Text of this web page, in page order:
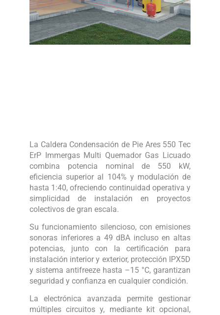
La Caldera Condensación de Pie Ares 550 Tec
ErP Immergas Multi Quemador Gas Licuado
combina potencia nominal de 550 kW,
eficiencia superior al 104% y modulación de
hasta 1:40, ofreciendo continuidad operativa y
simplicidad de instalación en proyectos
colectivos de gran escala.
Su funcionamiento silencioso, con emisiones
sonoras inferiores a 49 dBA incluso en altas
potencias, junto con la certificación para
instalación interior y exterior, protección IPX5D
y sistema antifreeze hasta –15 °C, garantizan
seguridad y confianza en cualquier condición.
La electrónica avanzada permite gestionar
múltiples circuitos y, mediante kit opcional,